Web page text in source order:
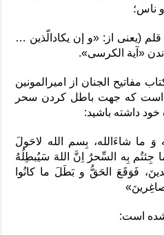
ناس؛
۵۱ و ۵۲ سوره قلم (یعنی از: «و إن یکادالّذین …
«آیة الکرسی».
مفاتیح الجنان از امیرالمونین
است که جهت باطل کردن سحر
خود داشته باشید:
وَ ما شاءَالله، بِسم الله لاحَولَ
جِئتُم بِه السِّحرُ اِنَّ اللهَ سَیُبطِلُهُ
فَوَقَعَ الحَقُّ و بَطَلَ ما کانُوا
صاغِرینَ»